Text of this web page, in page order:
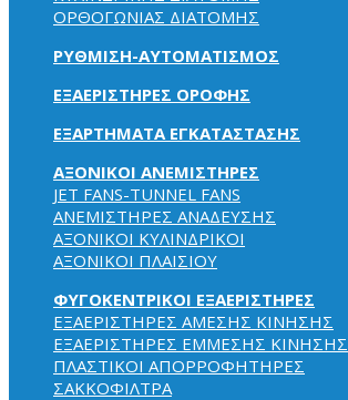
ΟΡΘΟΓΩΝΙΑΣ ΔΙΑΤΟΜΗΣ
ΡΥΘΜΙΣΗ-ΑΥΤΟΜΑΤΙΣΜΟΣ
ΕΞΑΕΡΙΣΤΗΡΕΣ ΟΡΟΦΗΣ
ΕΞΑΡΤΗΜΑΤΑ ΕΓΚΑΤΑΣΤΑΣΗΣ
ΑΞΟΝΙΚΟΙ ΑΝΕΜΙΣΤΗΡΕΣ
JET FANS-TUNNEL FANS
ΑΝΕΜΙΣΤΗΡΕΣ ΑΝΑΔΕΥΣΗΣ
ΑΞΟΝΙΚΟΙ ΚΥΛΙΝΔΡΙΚΟΙ
ΑΞΟΝΙΚΟΙ ΠΛΑΙΣΙΟΥ
ΦΥΓΟΚΕΝΤΡΙΚΟΙ ΕΞΑΕΡΙΣΤΗΡΕΣ
ΕΞΑΕΡΙΣΤΗΡΕΣ ΑΜΕΣΗΣ ΚΙΝΗΣΗΣ
ΕΞΑΕΡΙΣΤΗΡΕΣ ΕΜΜΕΣΗΣ ΚΙΝΗΣΗΣ
ΠΛΑΣΤΙΚΟΙ ΑΠΟΡΡΟΦΗΤΗΡΕΣ
ΣΑΚΚΟΦΙΛΤΡΑ